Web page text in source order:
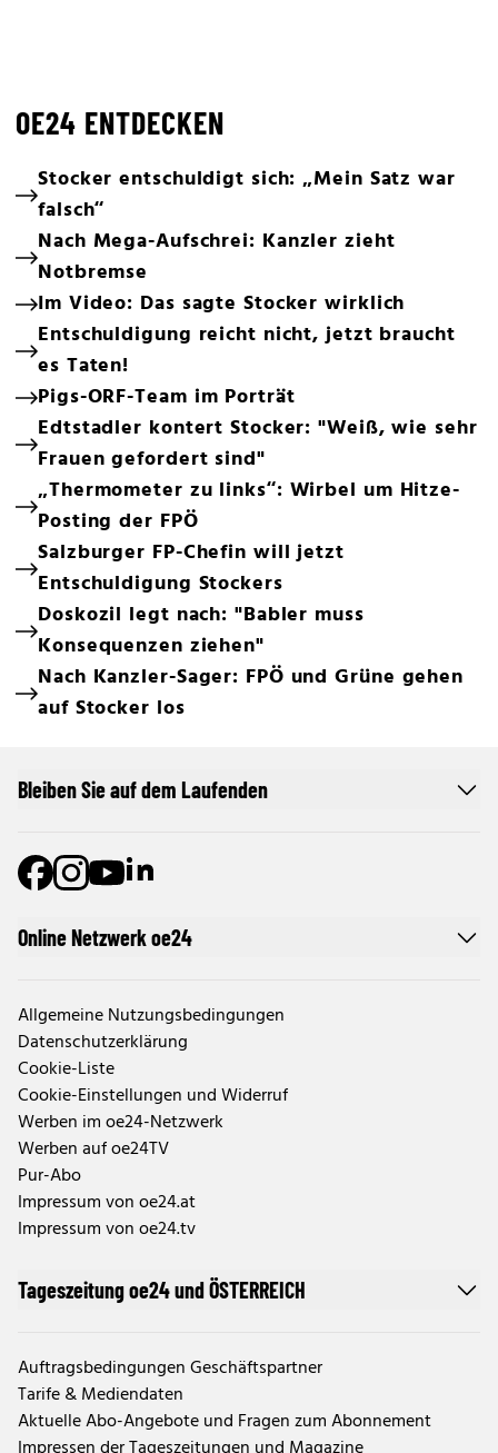
OE24 ENTDECKEN
Stocker entschuldigt sich: „Mein Satz war
falsch“
Nach Mega-Aufschrei: Kanzler zieht
Notbremse
Im Video: Das sagte Stocker wirklich
Entschuldigung reicht nicht, jetzt braucht
es Taten!
Pigs-ORF-Team im Porträt
Edtstadler kontert Stocker: "Weiß, wie sehr
Frauen gefordert sind"
„Thermometer zu links“: Wirbel um Hitze-
Posting der FPÖ
Salzburger FP-Chefin will jetzt
Entschuldigung Stockers
Doskozil legt nach: "Babler muss
Konsequenzen ziehen"
Nach Kanzler-Sager: FPÖ und Grüne gehen
auf Stocker los
Online Netzwerk oe24
Allgemeine Nutzungsbedingungen
Datenschutzerklärung
Cookie-Liste
Cookie-Einstellungen und Widerruf
Werben im oe24-Netzwerk
Werben auf oe24TV
Pur-Abo
Impressum von oe24.at
Impressum von oe24.tv
Tageszeitung oe24 und ÖSTERREICH
Auftragsbedingungen Geschäftspartner
Tarife & Mediendaten
Aktuelle Abo-Angebote und Fragen zum Abonnement
Bleiben Sie auf dem Laufenden